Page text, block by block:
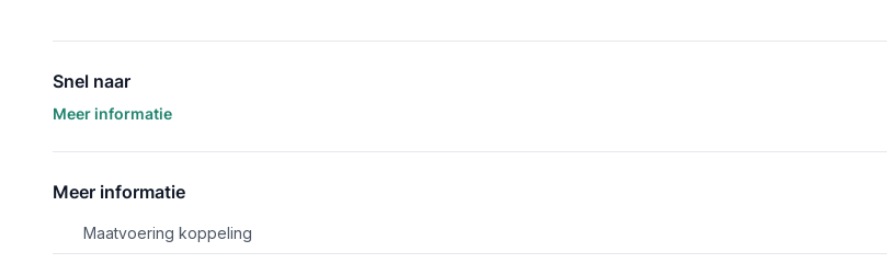
Snel naar
Meer informatie
Meer informatie
Maatvoering koppeling